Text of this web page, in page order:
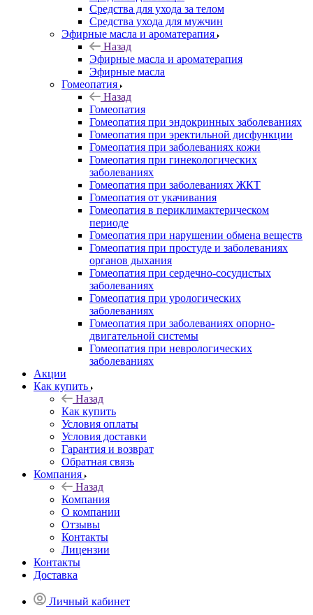
Средства для ухода за телом
Средства ухода для мужчин
Эфирные масла и ароматерапия
Назад
Эфирные масла и ароматерапия
Эфирные масла
Гомеопатия
Назад
Гомеопатия
Гомеопатия при эндокринных заболеваниях
Гомеопатия при эректильной дисфункции
Гомеопатия при заболеваниях кожи
Гомеопатия при гинекологических
заболеваниях
Гомеопатия при заболеваниях ЖКТ
Гомеопатия от укачивания
Гомеопатия в периклимактерическом
периоде
Гомеопатия при нарушении обмена веществ
Гомеопатия при простуде и заболеваниях
органов дыхания
Гомеопатия при сердечно-сосудистых
заболеваниях
Гомеопатия при урологических
заболеваниях
Гомеопатия при заболеваниях опорно-
двигательной системы
Гомеопатия при неврологических
заболеваниях
Акции
Как купить
Назад
Как купить
Условия оплаты
Условия доставки
Гарантия и возврат
Обратная связь
Компания
Назад
Компания
О компании
Отзывы
Контакты
Лицензии
Контакты
Доставка
Личный кабинет